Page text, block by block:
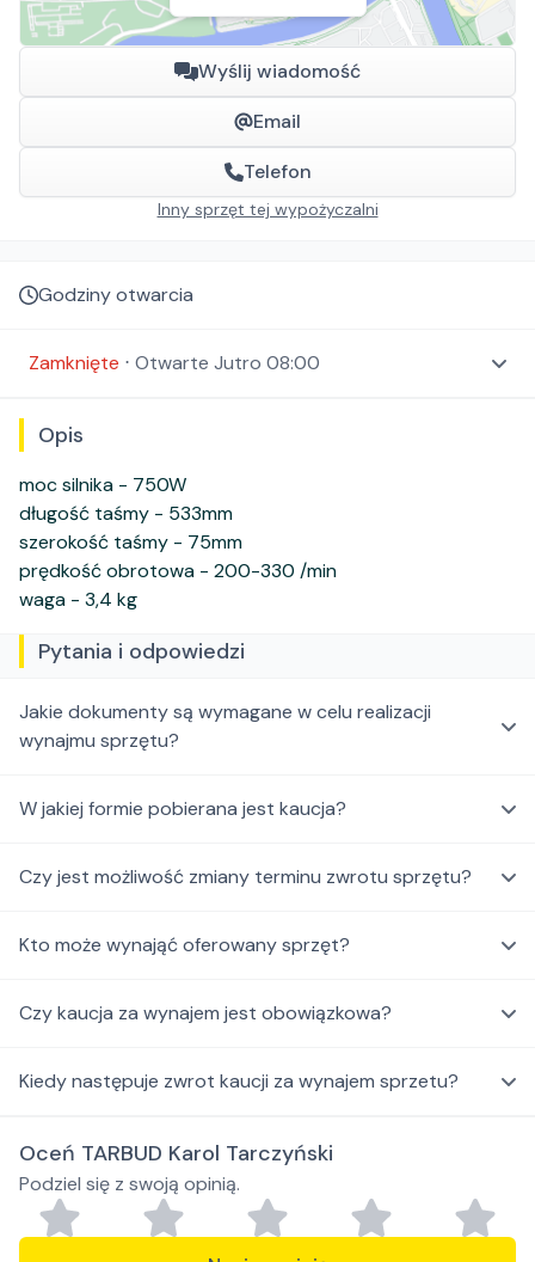
Wyślij wiadomość
Email
Telefon
Inny sprzęt tej wypożyczalni
Godziny otwarcia
Zamknięte ⋅ Otwarte Jutro 08:00
Opis
moc silnika - 750W
długość taśmy - 533mm
szerokość taśmy - 75mm
prędkość obrotowa - 200-330 /min
waga - 3,4 kg
Pytania i odpowiedzi
Jakie dokumenty są wymagane w celu realizacji
wynajmu sprzętu?
W jakiej formie pobierana jest kaucja?
Czy jest możliwość zmiany terminu zwrotu sprzętu?
Kto może wynająć oferowany sprzęt?
Czy kaucja za wynajem jest obowiązkowa?
Kiedy następuje zwrot kaucji za wynajem sprzetu?
Oceń TARBUD Karol Tarczyński
Podziel się z swoją opinią.